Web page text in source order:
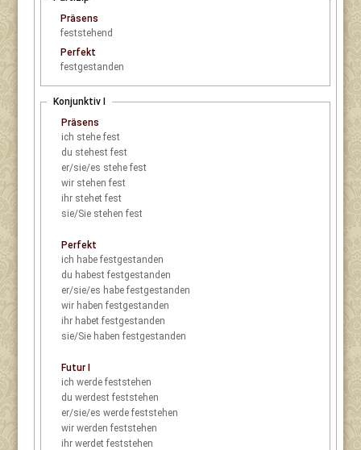
Präsens
feststehend
Perfekt
festgestanden
Konjunktiv I
Präsens
ich stehe fest
du stehest fest
er/sie/es stehe fest
wir stehen fest
ihr stehet fest
sie/Sie stehen fest
Perfekt
ich habe festgestanden
du habest festgestanden
er/sie/es habe festgestanden
wir haben festgestanden
ihr habet festgestanden
sie/Sie haben festgestanden
Futur I
ich werde feststehen
du werdest feststehen
er/sie/es werde feststehen
wir werden feststehen
ihr werdet feststehen